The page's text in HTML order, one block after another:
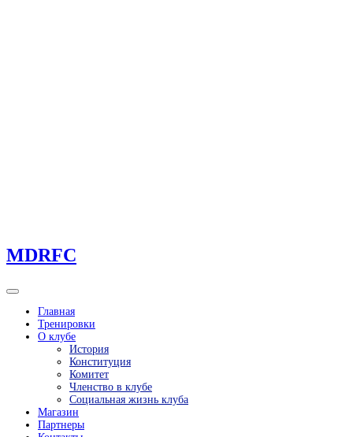
MDRFC
Главная
Тренировки
О клубе
История
Конституция
Комитет
Членство в клубе
Социальная жизнь клуба
Магазин
Партнеры